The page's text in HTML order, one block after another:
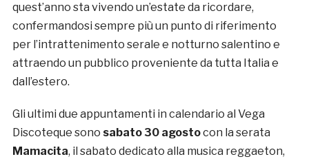
quest’anno sta vivendo un’estate da ricordare,
confermandosi sempre più un punto di riferimento
per l’intrattenimento serale e notturno salentino e
attraendo un pubblico proveniente da tutta Italia e
dall’estero.
Gli ultimi due appuntamenti in calendario al Vega
Discoteque sono sabato 30 agostocon la serata
Mamacita, il sabato dedicato alla musica reggaeton,